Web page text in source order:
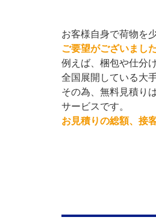
お客様自身で荷物を
ご要望がございまし
例えば、梱包や仕分
全国展開している大
その為、無料見積り
サービスです。
お見積りの総額、接